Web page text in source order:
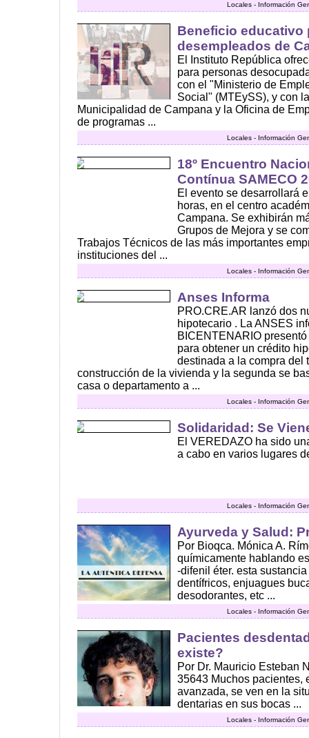
Locales - Información
Beneficio educativo
desempleados de
El Instituto República
para personas
con el "Ministerio de
Social" (MTEySS), y con
Municipalidad de Campana y la Oficina de
de programas ...
Locales - Información
18º Encuentro
Contínua SAMECO
El evento se desarrollará
horas, en el centro
Campana. Se exhibirán
Grupos de Mejora y se
Trabajos Técnicos de las más importantes
instituciones del ...
Locales - Información
Anses Informa
PRO.CRE.AR lanzó dos
hipotecario . La ANSES
BICENTENARIO
para obtener un crédito
destinada a la compra del
construcción de la vivienda y la segunda se
casa o departamento a ...
Locales - Información
Solidaridad: Se
El VEREDAZO ha sido
a cabo en varios lugares
Locales - Información
Ayurveda y Salud:
Por Bioqca. Mónica A.
químicamente hablando
-difenil éter. esta
dentífricos, enjuagues
desodorantes, etc ...
Locales - Información
Pacientes
existe?
Por Dr. Mauricio Esteban
35643 Muchos pacientes,
avanzada, se ven en la
dentarias en sus bocas ...
Locales - Información